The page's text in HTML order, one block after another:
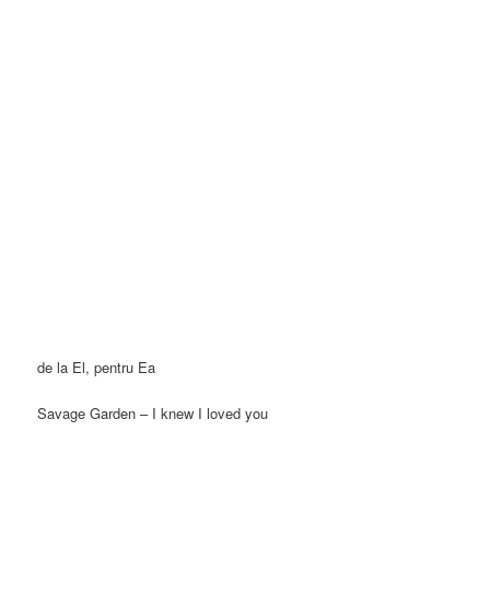
de la El, pentru Ea
Savage Garden – I knew I loved you